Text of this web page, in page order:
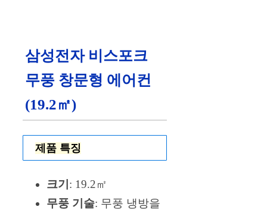
삼성전자 비스포크
무풍 창문형 에어컨
(19.2㎡)
제품 특징
크기 : 19.2㎡
무풍 기술: 무풍 냉방을